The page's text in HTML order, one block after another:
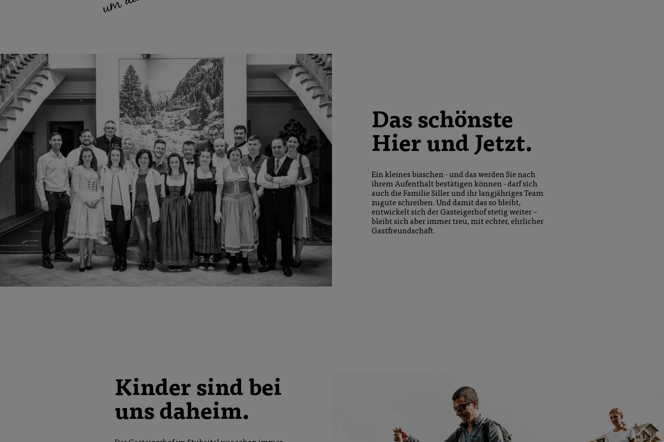
Das schönste
Hier und Jetzt.
Ein kleines bisschen - und das werden Sie nach
ihrem Aufenthalt bestätigen können - darf sich
auch die Familie Siller und ihr langjähriges Team
zugute schreiben. Und damit das so bleibt,
entwickelt sich der Gasteigerhof stetig weiter –
bleibt sich aber immer treu, mit echter, ehrlicher
Gastfreundschaft.
Kinder sind bei
uns daheim.